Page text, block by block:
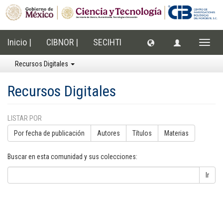
Inicio | CIBNOR | SECIHTI
Recursos Digitales
Recursos Digitales
LISTAR POR
Por fecha de publicación Autores Títulos Materias
Buscar en esta comunidad y sus colecciones:
Ir